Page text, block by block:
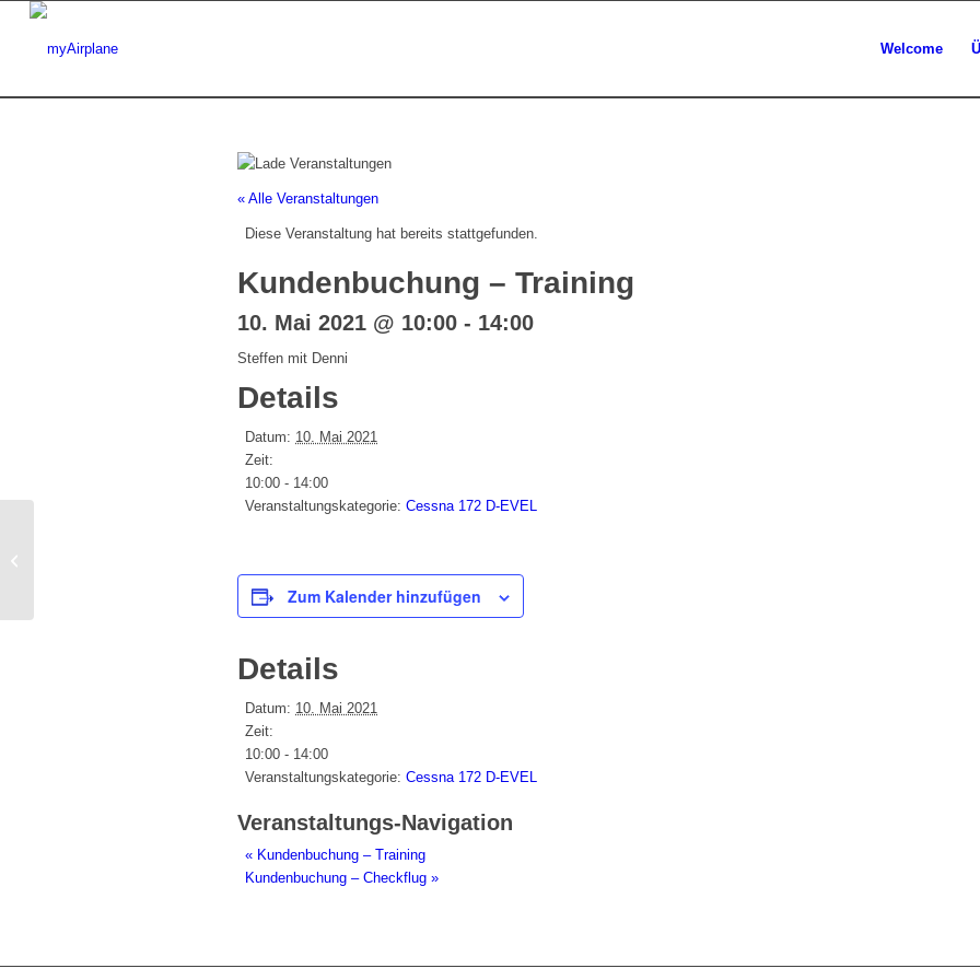
Welcome
« Alle Veranstaltungen
Diese Veranstaltung hat bereits stattgefunden.
Kundenbuchung – Training
10. Mai 2021 @ 10:00 - 14:00
Steffen mit Denni
Details
Datum: 10. Mai 2021
Zeit:
10:00 - 14:00
Veranstaltungskategorie: Cessna 172 D-EVEL
Zum Kalender hinzufügen
Details
Datum: 10. Mai 2021
Zeit:
10:00 - 14:00
Veranstaltungskategorie: Cessna 172 D-EVEL
Veranstaltungs-Navigation
« Kundenbuchung – Training
Kundenbuchung – Checkflug »